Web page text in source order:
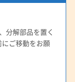
分解部品を置く
ご移動をお願